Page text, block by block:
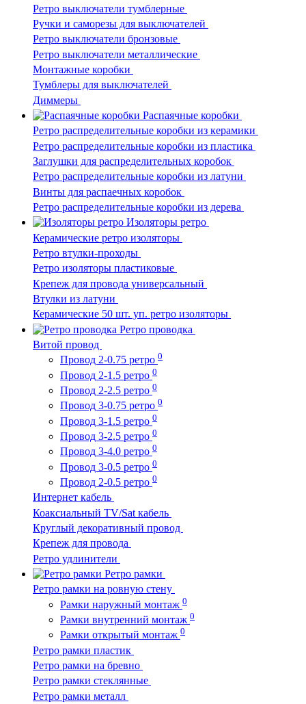
Ретро выключатели тумблерные
Ручки и саморезы для выключателей
Ретро выключатели бронзовые
Ретро выключатели металлические
Монтажные коробки
Тумблеры для выключателей
Диммеры
Распаячные коробки
Ретро распределительные коробки из керамики
Ретро распределительные коробки из пластика
Заглушки для распределительных коробок
Ретро распределительные коробки из латуни
Винты для распаечных коробок
Ретро распределительные коробки из дерева
Изоляторы ретро
Керамические ретро изоляторы
Ретро втулки-проходы
Ретро изоляторы пластиковые
Крепеж для провода универсальный
Втулки из латуни
Керамические 50 шт. уп. ретро изоляторы
Ретро проводка
Витой провод
Провод 2-0.75 ретро 0
Провод 2-1.5 ретро 0
Провод 2-2.5 ретро 0
Провод 3-0.75 ретро 0
Провод 3-1.5 ретро 0
Провод 3-2.5 ретро 0
Провод 3-4.0 ретро 0
Провод 3-0.5 ретро 0
Провод 2-0.5 ретро 0
Интернет кабель
Коаксиальный TV/Sat кабель
Круглый декоративный провод
Крепеж для провода
Ретро удлинители
Ретро рамки
Ретро рамки на ровную стену
Рамки наружный монтаж 0
Рамки внутренний монтаж 0
Рамки открытый монтаж 0
Ретро рамки пластик
Ретро рамки на бревно
Ретро рамки стеклянные
Ретро рамки металл